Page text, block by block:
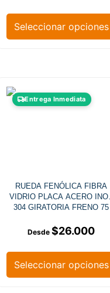
Seleccionar opciones
Entrega Inmediata
RUEDA FENÓLICA FIBRA
VIDRIO PLACA ACERO INOX
304 GIRATORIA FRENO 75
$26.000
Seleccionar opciones